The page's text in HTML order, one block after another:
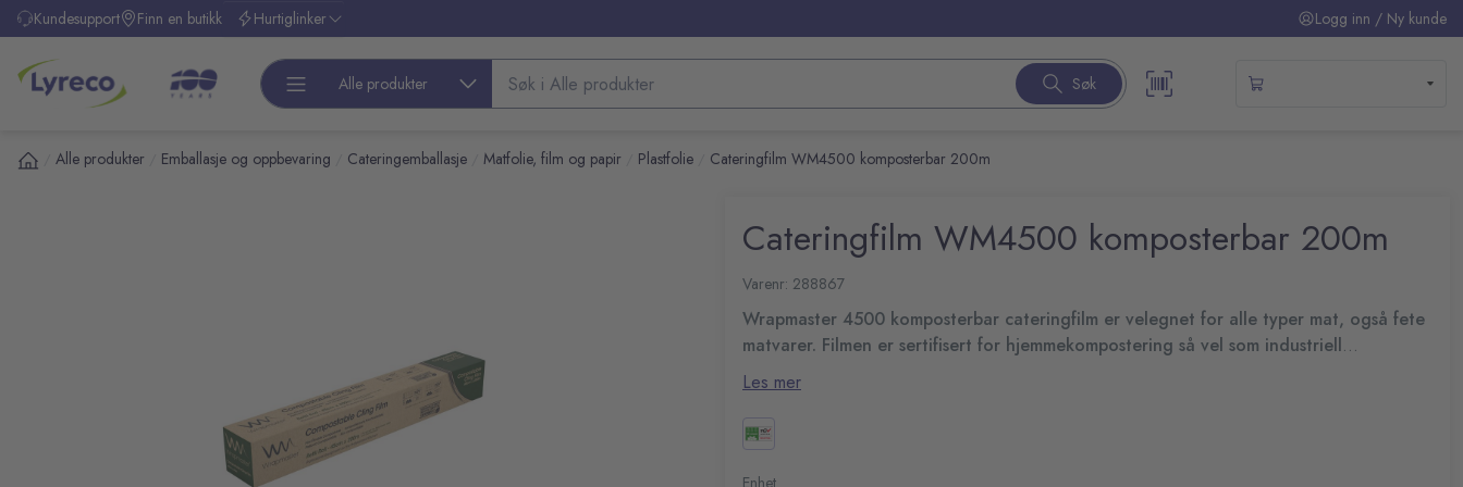
hovedinnhold
Kundesupport Finn en butikk Hurtiglinker Logg inn / Ny kunde
Alle produkter Søk etter produkter Søk
Alle produkter Emballasje og oppbevaring Cateringemballasje Matfolie, film og papir Plastfolie Cateringfilm WM4500 komposterbar 200m
Cateringfilm WM4500 komposterbar 200m
Varenr: 288867
Wrapmaster 4500 komposterbar cateringfilm er velegnet for alle typer mat, også fete
matvarer. Filmen er sertifisert for hjemmekompostering så vel som industriell
kompostering.
Bruk cateringfilm på kjøkkenet for å bevare matens smak, beskytte råvarene og for å
redusere matsvinn.
kjøleskap og fryser.
Les mer
Enhet